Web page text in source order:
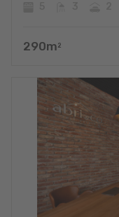
290m 2